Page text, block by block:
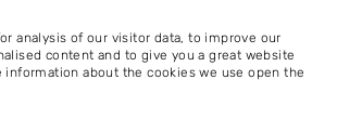
analysis of our visitor data, to improve our
content and to give you a great website
information about the cookies we use open the